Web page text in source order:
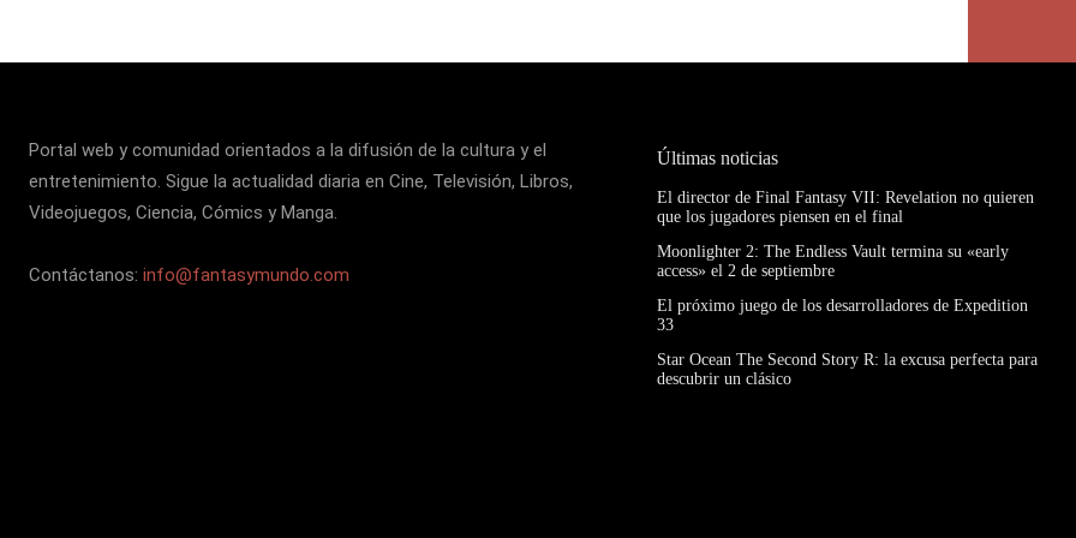
Portal web y comunidad orientados a la difusión de la cultura y el
entretenimiento. Sigue la actualidad diaria en Cine, Televisión, Libros,
Videojuegos, Ciencia, Cómics y Manga.
Contáctanos: info@fantasymundo.com
Últimas noticias
El director de Final Fantasy VII: Revelation no quieren
que los jugadores piensen en el final
Moonlighter 2: The Endless Vault termina su «early
access» el 2 de septiembre
El próximo juego de los desarrolladores de Expedition
33
Star Ocean The Second Story R: la excusa perfecta para
descubrir un clásico